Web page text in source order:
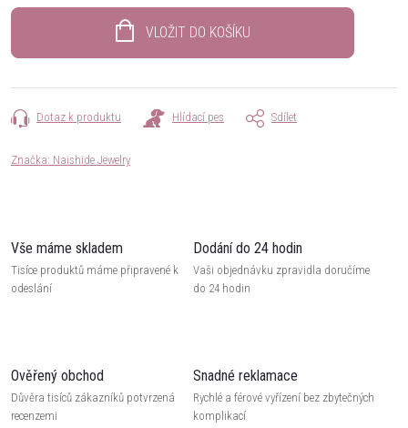
VLOŽIT DO KOŠÍKU
Dotaz k produktu Hlídací pes Sdílet
Značka: Naishide Jewelry
Vše máme skladem
Tisíce produktů máme připravené k
odeslání
Dodání do 24 hodin
Vaši objednávku zpravidla doručíme
do 24 hodin
Ověřený obchod
Důvěra tisíců zákazníků potvrzená
recenzemi
Snadné reklamace
Rychlé a férové vyřízení bez zbytečných
komplikací